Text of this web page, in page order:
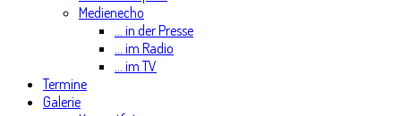
Medienecho
... in der Presse
... im Radio
... im TV
Termine
Galerie